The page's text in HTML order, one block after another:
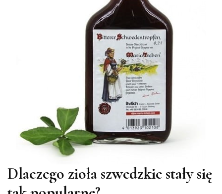
Dlaczego zioła szwedzkie stały się